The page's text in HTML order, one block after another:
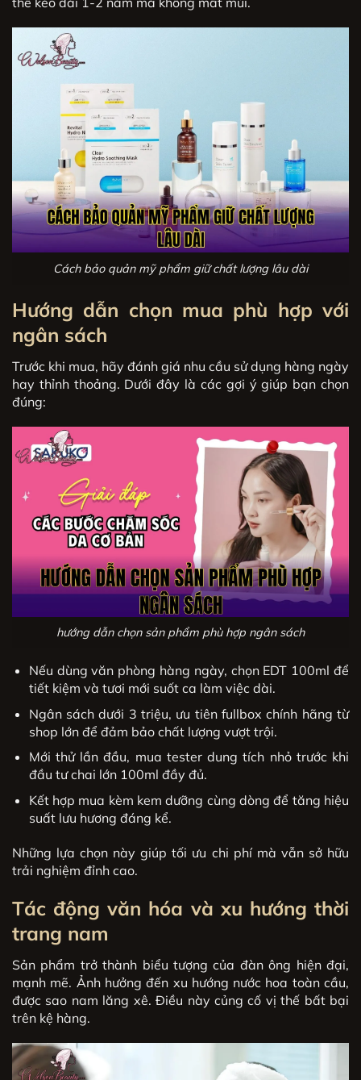
Cách bảo quản mỹ phẩm giữ chất lượng lâu dài
Hướng dẫn chọn mua phù hợp với
ngân sách
Trước khi mua, hãy đánh giá nhu cầu sử dụng hàng ngày
hay thỉnh thoảng. Dưới đây là các gợi ý giúp bạn chọn
đúng:
hướng dẫn chọn sản phẩm phù hợp ngân sách
Nếu dùng văn phòng hàng ngày, chọn EDT 100ml để
tiết kiệm và tươi mới suốt ca làm việc dài.
Ngân sách dưới 3 triệu, ưu tiên fullbox chính hãng từ
shop lớn để đảm bảo chất lượng vượt trội.
Mới thử lần đầu, mua tester dung tích nhỏ trước khi
đầu tư chai lớn 100ml đầy đủ.
Kết hợp mua kèm kem dưỡng cùng dòng để tăng hiệu
suất lưu hương đáng kể.
Những lựa chọn này giúp tối ưu chi phí mà vẫn sở hữu
trải nghiệm đỉnh cao.
Tác động văn hóa và xu hướng thời
trang nam
Sản phẩm trở thành biểu tượng của đàn ông hiện đại,
mạnh mẽ. Ảnh hưởng đến xu hướng nước hoa toàn cầu,
được sao nam lăng xê. Điều này củng cố vị thế bất bại
trên kệ hàng.